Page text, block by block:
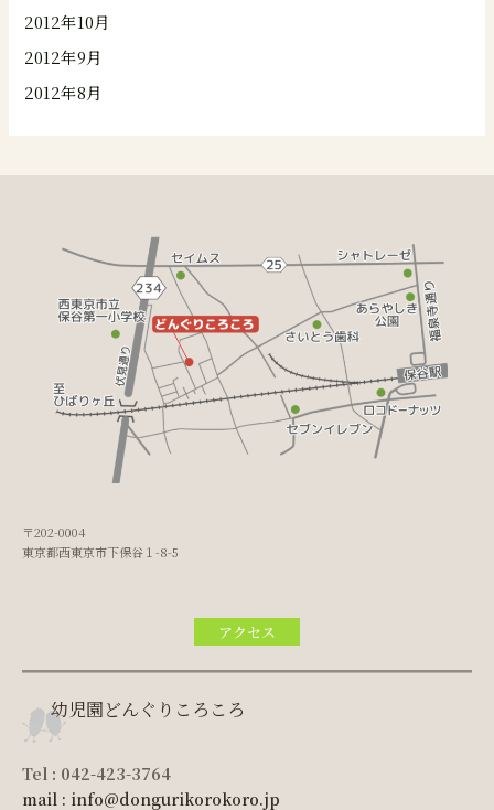
2012年10月
2012年9月
2012年8月
〒202-0004
東京都西東京市下保谷１-8-5
アクセス
幼児園どんぐりころころ
Tel : 042-423-3764
mail : info@dongurikorokoro.jp